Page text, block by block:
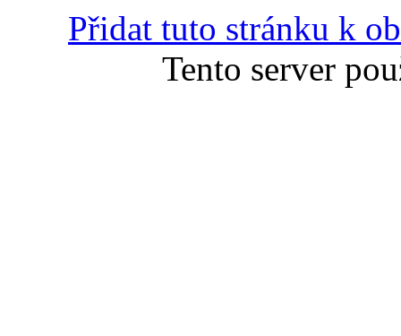
Přidat tuto stránku k
Tento server